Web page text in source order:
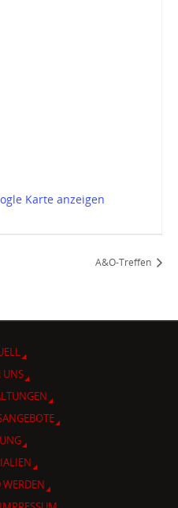
Karte anzeigen
A&O-Treffen
UNS